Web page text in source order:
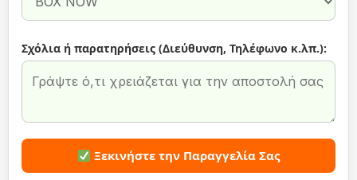
Σχόλια ή παρατηρήσεις (Διεύθυνση, Τηλέφωνο κ.λπ.):
Ξεκινήστε την Παραγγελία Σας